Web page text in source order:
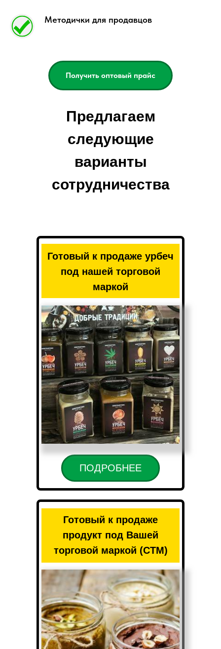
Методички для продавцов
Получить оптовый прайс
Предлагаем
следующие
варианты
сотрудничества
ПОДРОБНЕЕ
Готовый к продаже урбеч
под нашей торговой
маркой
Готовый к продаже
продукт под Вашей
торговой маркой (CTM)